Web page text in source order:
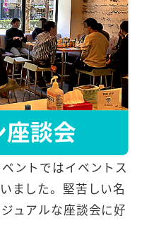
ントではイベントス
ました。堅苦しい名
ュアルな座談会に好